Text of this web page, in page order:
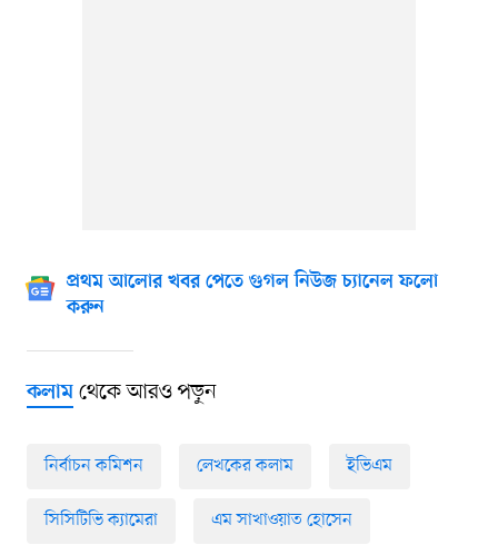
প্রথম আলোর খবর পেতে গুগল নিউজ চ্যানেল ফলো
করুন
কলামথেকে আরও পড়ুন
নির্বাচন কমিশন লেখকের কলাম ইভিএম
সিসিটিভি ক্যামেরা এম সাখাওয়াত হোসেন